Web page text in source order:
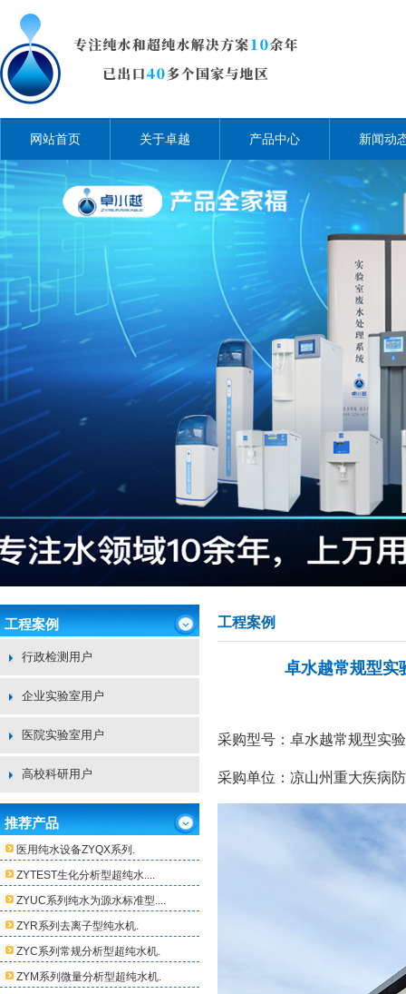
网站首页 关于卓越 产品中心 新闻动
工程案例
行政检测用户
企业实验室用户
医院实验室用户
高校科研用户
推荐产品
医用纯水设备ZYQX系列.
ZYTEST生化分析型超纯水....
ZYUC系列纯水为源水标准型....
ZYR系列去离子型纯水机.
ZYC系列常规分析型超纯水机.
ZYM系列微量分析型超纯水机.
工程案例
卓水越常规型实
采购型号：卓水越常规型实
采购单位：凉山州重大疾病